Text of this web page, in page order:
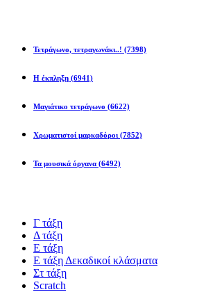
Τετράγωνο, τετραγωνάκι..! (7398)
Η έκπληξη (6941)
Μαγιάτικο τετράγωνο (6622)
Χρωματιστοί μαρκαδόροι (7852)
Τα μουσικά όργανα (6492)
Γ τάξη
Δ τάξη
Ε τάξη
Ε τάξη Δεκαδικοί κλάσματα
Στ τάξη
Scratch